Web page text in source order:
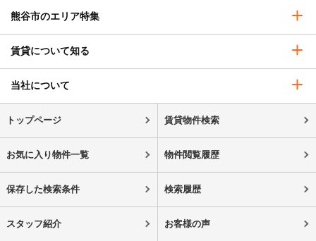
熊谷市のエリア特集
賃貸について知る
当社について
トップページ 賃貸物件検索
お気に入り物件一覧 物件閲覧履歴
保存した検索条件 検索履歴
スタッフ紹介 お客様の声